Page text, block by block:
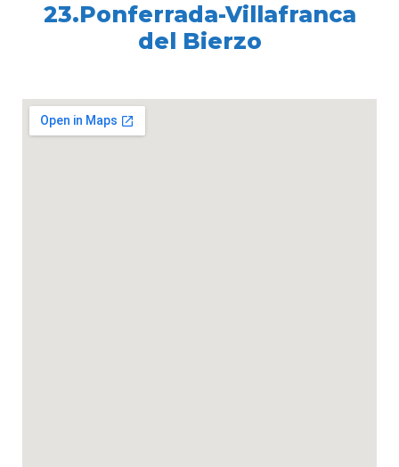
23.Ponferrada-Villafranca
del Bierzo